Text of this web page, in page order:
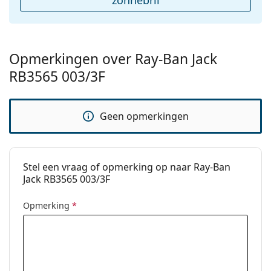
een doekje.
Overig
Categorie:
Zonnebrillen
Merk:
Ray-Ban
RB3565 003/3F 53
Voorschrift
beschikbaar:
No
Opmerkingen over Ray-Ban Jack
RB3565 003/3F
Geen opmerkingen
Stel een vraag of opmerking op naar Ray-Ban
Jack RB3565 003/3F
Opmerking *